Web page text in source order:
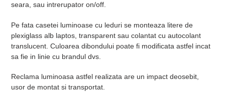
seara, sau intrerupator on/off.
Pe fata casetei luminoase cu leduri se monteaza litere de
plexiglass alb laptos, transparent sau colantat cu autocolant
translucent. Culoarea dibondului poate fi modificata astfel incat
sa fie in linie cu brandul dvs.
Reclama luminoasa astfel realizata are un impact deosebit,
usor de montat si transportat.